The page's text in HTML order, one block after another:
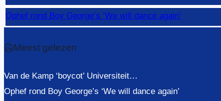
Ophef rond Boy George’s ‘We will dance again’
Meest gelezen
Van de Kamp ‘boycot’ Universiteit…
Ophef rond Boy George’s ‘We will dance again’